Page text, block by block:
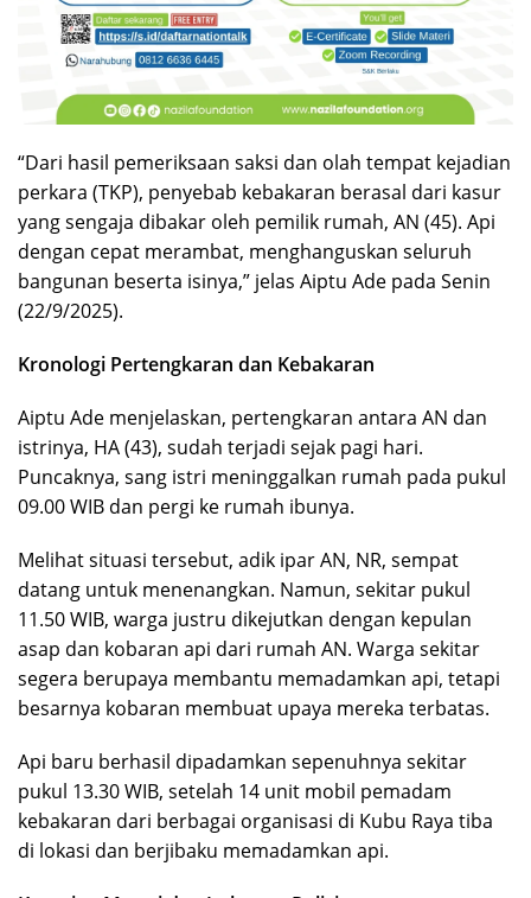
“Dari hasil pemeriksaan saksi dan olah tempat kejadian
perkara (TKP), penyebab kebakaran berasal dari kasur
yang sengaja dibakar oleh pemilik rumah, AN (45). Api
dengan cepat merambat, menghanguskan seluruh
bangunan beserta isinya,” jelas Aiptu Ade pada Senin
(22/9/2025).
Kronologi Pertengkaran dan Kebakaran
Aiptu Ade menjelaskan, pertengkaran antara AN dan
istrinya, HA (43), sudah terjadi sejak pagi hari.
Puncaknya, sang istri meninggalkan rumah pada pukul
09.00 WIB dan pergi ke rumah ibunya.
Melihat situasi tersebut, adik ipar AN, NR, sempat
datang untuk menenangkan. Namun, sekitar pukul
11.50 WIB, warga justru dikejutkan dengan kepulan
asap dan kobaran api dari rumah AN. Warga sekitar
segera berupaya membantu memadamkan api, tetapi
besarnya kobaran membuat upaya mereka terbatas.
Api baru berhasil dipadamkan sepenuhnya sekitar
pukul 13.30 WIB, setelah 14 unit mobil pemadam
kebakaran dari berbagai organisasi di Kubu Raya tiba
di lokasi dan berjibaku memadamkan api.